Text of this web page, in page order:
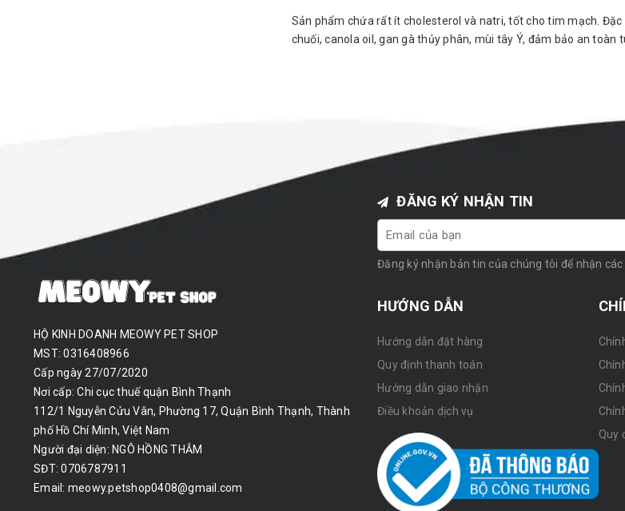
Sản phẩm chứa rất ít cholesterol và natri, tốt cho tim mạch.
chuối, canola oil, gan gà thủy phân, mùi tây Ý, đảm bảo an toàn
HỘ KINH DOANH MEOWY PET SHOP
MST: 0316408966
Cấp ngày 27/07/2020
Nơi cấp: Chi cục thuế quận Bình Thạnh
112/1 Nguyễn Cửu Vân, Phường 17, Quận Bình Thạnh, Thành
phố Hồ Chí Minh, Việt Nam
Người đại diện: NGÔ HỒNG THẮM
SĐT: 0706787911
Email: meowy.petshop0408@gmail.com
ĐĂNG KÝ NHẬN TIN
Đăng ký nhận bản tin của chúng tôi để nhận
HƯỚNG DẪN
Hướng dẫn đặt hàng
Quy định thanh toán
Hướng dẫn giao nhận
Điều khoản dịch vụ
Quy